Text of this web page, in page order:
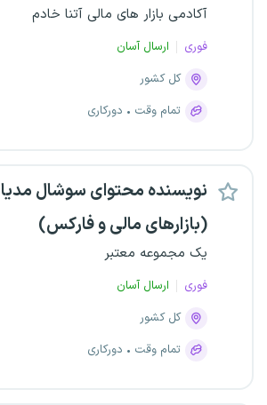
آکادمی بازار های مالی آتنا خادم
فوری
ارسال آسان
کل کشور
تمام وقت
دورکاری
نویسنده محتوای سوشال مدیا
(بازارهای مالی و فارکس)
یک مجموعه معتبر
فوری
ارسال آسان
کل کشور
تمام وقت
دورکاری